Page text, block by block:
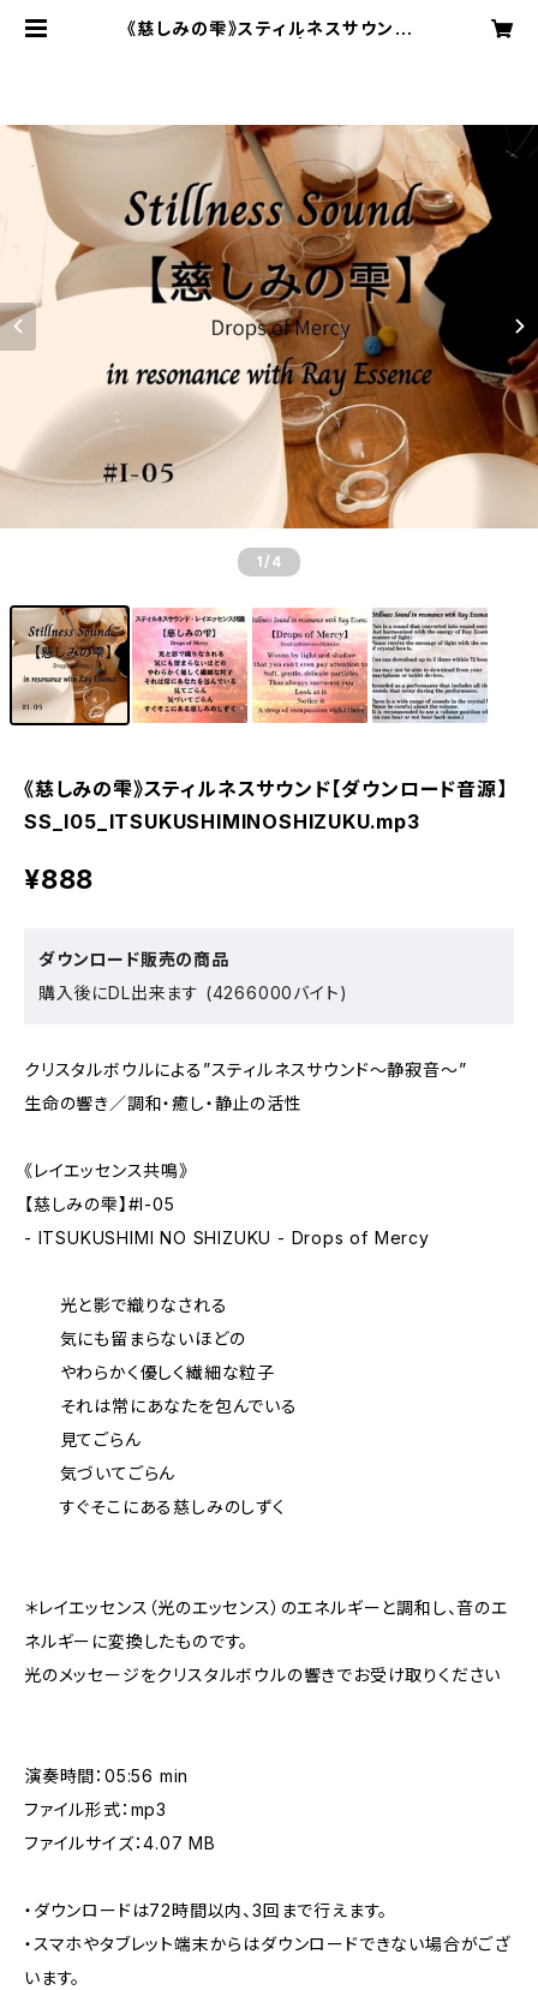
《慈しみの雫》スティルネスサウンド
1 /4
《慈しみの雫》スティルネスサウンド【ダウンロード音源】
SS_I05_ITSUKUSHIMINOSHIZUKU.mp3
¥888
ダウンロード販売の商品
購入後にDL出来ます (4266000バイト)
クリスタルボウルによる”スティルネスサウンド～静寂音～”
生命の響き／調和・癒し・静止の活性
《レイエッセンス共鳴》
【慈しみの雫】#I-05
- ITSUKUSHIMI NO SHIZUKU - Drops of Mercy
光と影で織りなされる
気にも留まらないほどの
やわらかく優しく繊細な粒子
それは常にあなたを包んでいる
見てごらん
気づいてごらん
すぐそこにある慈しみのしずく
＊レイエッセンス（光のエッセンス）のエネルギーと調和し、音のエ
ネルギーに変換したものです。
光のメッセージをクリスタルボウルの響きでお受け取りください
演奏時間：05:56 min
ファイル形式：mp3
ファイルサイズ：4.07 MB
・ダウンロードは72時間以内、3回まで行えます。
・スマホやタブレット端末からはダウンロードできない場合がござ
います。